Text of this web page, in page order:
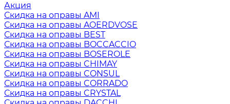
Акция
Скидка на оправы AMI
Скидка на оправы AOERDVOSE
Скидка на оправы BEST
Скидка на оправы BOCCACCIO
Скидка на оправы BOSEROLE
Скидка на оправы CHIMAY
Скидка на оправы CONSUL
Скидка на оправы CORRADO
Скидка на оправы CRYSTAL